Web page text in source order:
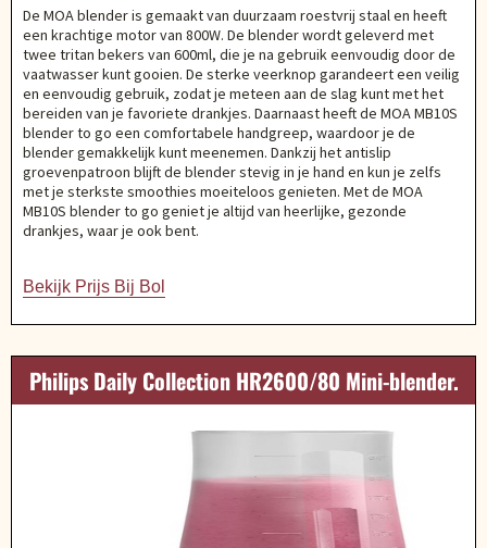
De MOA blender is gemaakt van duurzaam roestvrij staal en heeft
een krachtige motor van 800W. De blender wordt geleverd met
twee tritan bekers van 600ml, die je na gebruik eenvoudig door de
vaatwasser kunt gooien. De sterke veerknop garandeert een veilig
en eenvoudig gebruik, zodat je meteen aan de slag kunt met het
bereiden van je favoriete drankjes. Daarnaast heeft de MOA MB10S
blender to go een comfortabele handgreep, waardoor je de
blender gemakkelijk kunt meenemen. Dankzij het antislip
groevenpatroon blijft de blender stevig in je hand en kun je zelfs
met je sterkste smoothies moeiteloos genieten. Met de MOA
MB10S blender to go geniet je altijd van heerlijke, gezonde
drankjes, waar je ook bent.
Bekijk Prijs Bij Bol
Philips Daily Collection HR2600/80 Mini-blender.